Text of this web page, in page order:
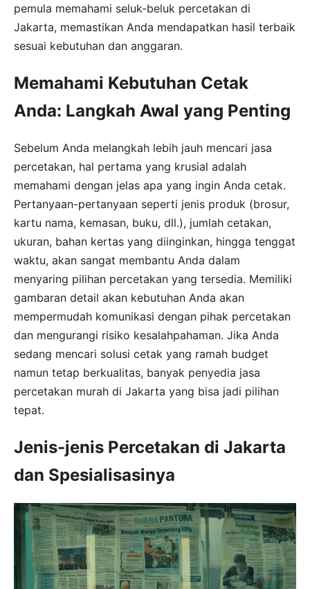
pemula memahami seluk-beluk percetakan di
Jakarta, memastikan Anda mendapatkan hasil terbaik
sesuai kebutuhan dan anggaran.
Memahami Kebutuhan Cetak
Anda: Langkah Awal yang Penting
Sebelum Anda melangkah lebih jauh mencari jasa
percetakan, hal pertama yang krusial adalah
memahami dengan jelas apa yang ingin Anda cetak.
Pertanyaan-pertanyaan seperti jenis produk (brosur,
kartu nama, kemasan, buku, dll.), jumlah cetakan,
ukuran, bahan kertas yang diinginkan, hingga tenggat
waktu, akan sangat membantu Anda dalam
menyaring pilihan percetakan yang tersedia. Memiliki
gambaran detail akan kebutuhan Anda akan
mempermudah komunikasi dengan pihak percetakan
dan mengurangi risiko kesalahpahaman. Jika Anda
sedang mencari solusi cetak yang ramah budget
namun tetap berkualitas, banyak penyedia jasa
percetakan murah di Jakarta yang bisa jadi pilihan
tepat.
Jenis-jenis Percetakan di Jakarta
dan Spesialisasinya